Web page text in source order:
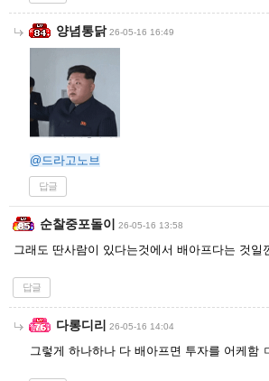
양념통닭 26-05-16 16:49
@드라고노브
답글
순찰중포돌이 26-05-16 13:58
그래도 딴사람이 있다는것에서 배아프다는 것일
답글
다롱디리 26-05-16 14:04
그렇게 하나하나 다 배아프면 투자를 어케함